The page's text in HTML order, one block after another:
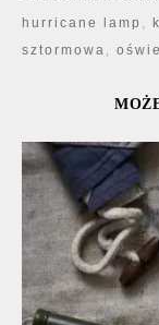
hurricane lamp ,
sztormowa ,